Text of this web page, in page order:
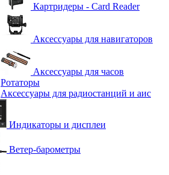
Картридеры - Card Reader
Аксессуары для навигаторов
Аксессуары для часов
Ротаторы
Аксессуары для радиостанций и аис
Индикаторы и дисплеи
Ветер-барометры